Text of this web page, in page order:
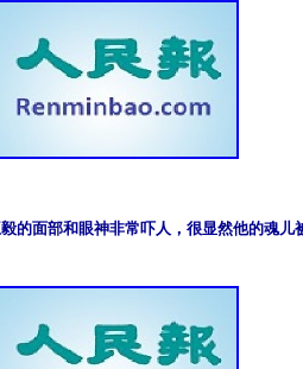
的面部和眼神非常吓人，很显然他的魂儿